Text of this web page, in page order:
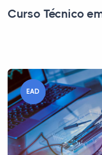
Curso Técnico
EAD